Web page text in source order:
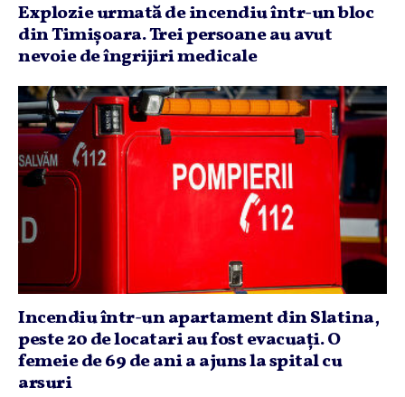
Explozie urmată de incendiu într-un bloc
din Timişoara. Trei persoane au avut
nevoie de îngrijiri medicale
Incendiu într-un apartament din Slatina,
peste 20 de locatari au fost evacuaţi. O
femeie de 69 de ani a ajuns la spital cu
arsuri